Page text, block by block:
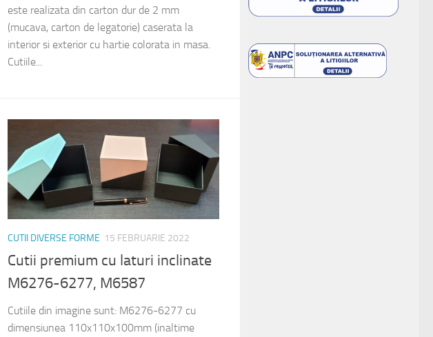
este realizata din carton dur de 2 mm
(mucava, carton de legatorie) caserata la
interior si exterior cu hartie colorata in masa.
Cutiile...
CUTII DIVERSE FORME 15 FEBRUARIE 2022
Cutii premium cu laturi inclinate
M6276-6277, M6587
Cutiile din imagine sunt: M6276-6277 cu
dimensiunea 110x110x100mm (inaltime